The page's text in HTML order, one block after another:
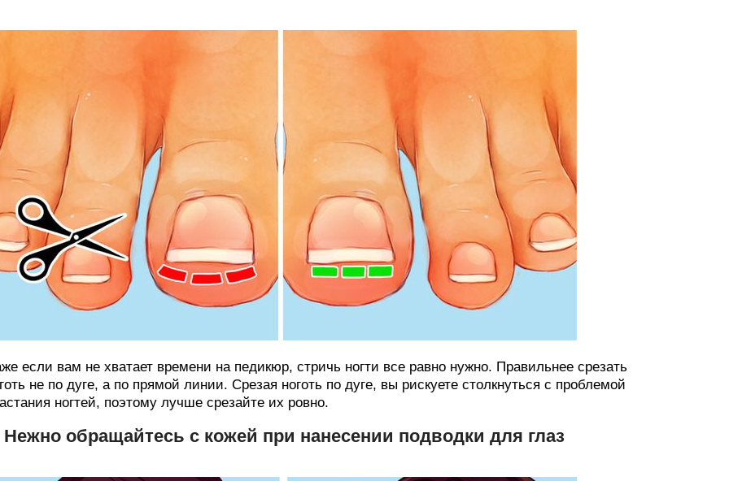
если вам не хватает времени на педикюр, стричь ногти все равно нужно. Правильнее срезать
не по дуге, а по прямой линии. Срезая ноготь по дуге, вы рискуете столкнуться с проблемой
ногтей, поэтому лучше срезайте их ровно.
Нежно обращайтесь с кожей при нанесении подводки для глаз